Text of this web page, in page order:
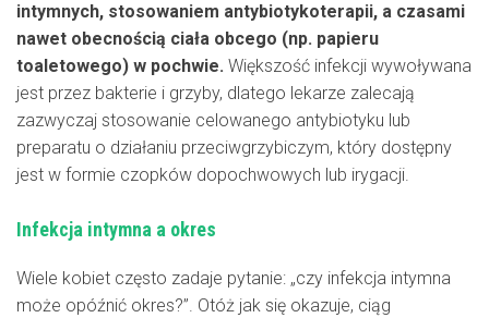
intymnych, stosowaniem antybiotykoterapii, a czasami
nawet obecnością ciała obcego (np. papieru
toaletowego) w pochwie. Większość infekcji wywoływana
jest przez bakterie i grzyby, dlatego lekarze zalecają
zazwyczaj stosowanie celowanego antybiotyku lub
preparatu o działaniu przeciwgrzybiczym, który dostępny
jest w formie czopków dopochwowych lub irygacji.
Infekcja intymna a okres
Wiele kobiet często zadaje pytanie: „czy infekcja intymna
może opóźnić okres?”. Otóż jak się okazuje, ciąg